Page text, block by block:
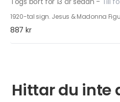
1920-tal sign. Jesus & Madonna
887 kr
Hittar du inte